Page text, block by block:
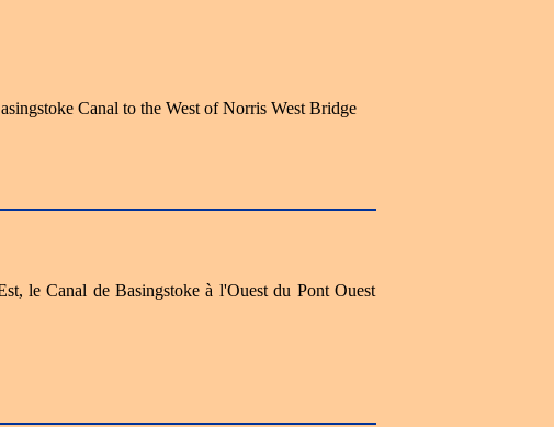
Canal to the West of Norris West Bridge
le Canal de Basingstoke à l'Ouest du Pont Ouest